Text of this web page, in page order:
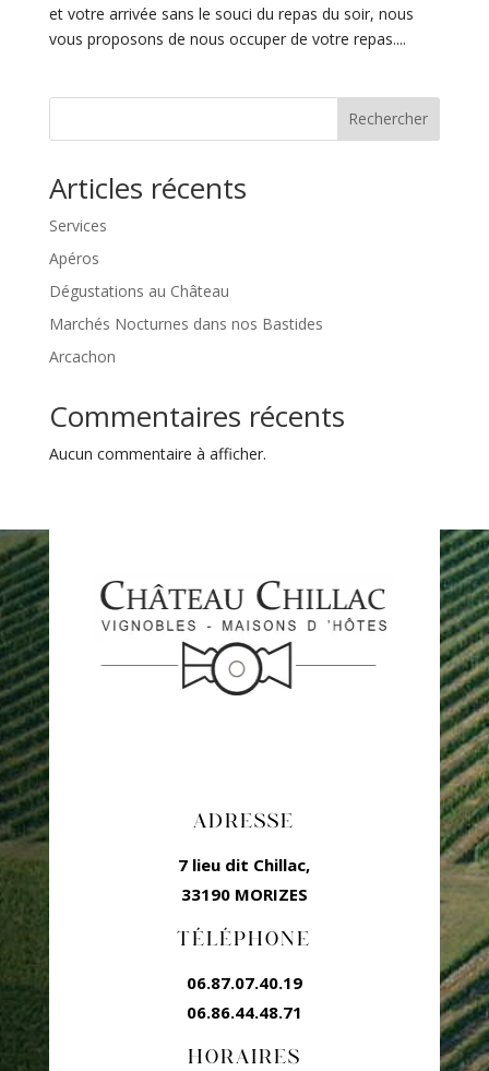
et votre arrivée sans le souci du repas du soir, nous
vous proposons de nous occuper de votre repas....
Rechercher
Articles récents
Services
Apéros
Dégustations au Château
Marchés Nocturnes dans nos Bastides
Arcachon
Commentaires récents
Aucun commentaire à afficher.
ADRESSE
7 lieu dit Chillac,
33190 MORIZES
TÉLÉPHONE
06.87.07.40.19
06.86.44.48.71
HORAIRES